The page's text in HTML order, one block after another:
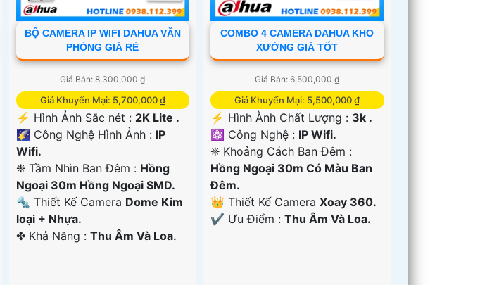
BỘ CAMERA IP WIFI DAHUA VĂN
PHÒNG GIÁ RẺ
Giá Bán: 8,300,000 ₫
Giá Khuyến Mại: 5,700,000 ₫
️⚡ Hình Ảnh Sắc nét : 2K Lite .
🌠 Công Nghệ Hình Ảnh : IP
Wifi.
❈ Tầm Nhìn Ban Đêm : Hồng
Ngoại 30m Hồng Ngoại SMD.
🔩 Thiết Kế Camera Dome Kim
loại + Nhựa.
️✤ Khả Năng : Thu Âm Và Loa.
COMBO 4 CAMERA DAHUA KHO
XƯỞNG GIÁ TỐT
Giá Bán: 6,500,000 ₫
Giá Khuyến Mại: 5,500,000 ₫
️⚡ Hình Ành Chất Lượng : 3k .
⚛️ Công Nghệ : IP Wifi.
❈ Khoảng Cách Ban Đêm :
Hồng Ngoại 30m Có Màu Ban
Ðêm.
👑 Thiết Kế CameraXoay 360.
️✔️ Ưu Điểm :Thu Âm Và Loa.